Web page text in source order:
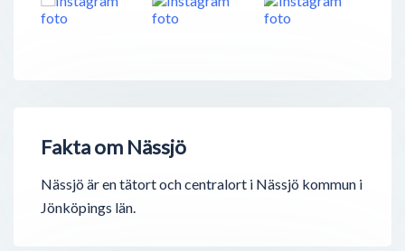
Fakta om Nässjö
Nässjö är en tätort och centralort i Nässjö kommun i
Jönköpings län.